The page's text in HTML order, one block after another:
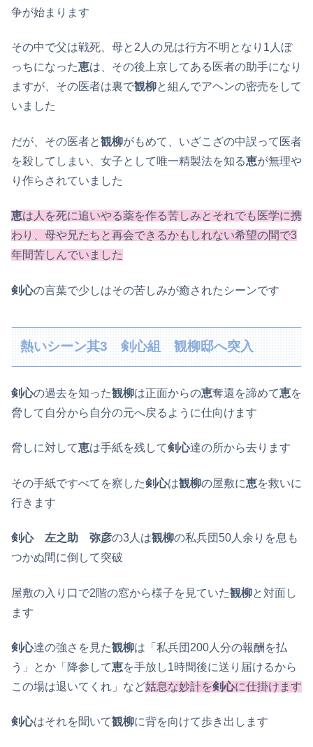
争が始まります
その中で父は戦死、母と2人の兄は行方不明となり1人ぼ
っちになった恵は、その後上京してある医者の助手になり
ますが、その医者は裏で観柳と組んでアヘンの密売をして
いました
だが、その医者と観柳がもめて、いざこざの中誤って医者
を殺してしまい、女子として唯一精製法を知る恵が無理や
り作らされていました
恵は人を死に追いやる薬を作る苦しみとそれでも医学に携
わり、母や兄たちと再会できるかもしれない希望の間で3
年間苦しんでいました
剣心の言葉で少しはその苦しみが癒されたシーンです
熱いシーン其3 剣心組 観柳邸へ突入
剣心の過去を知った観柳は正面からの恵奪還を諦めて恵を
脅して自分から自分の元へ戻るように仕向けます
脅しに対して恵は手紙を残して剣心達の所から去ります
その手紙ですべてを察した剣心は観柳の屋敷に恵を救いに
行きます
剣心 左之助 弥彦の3人は観柳の私兵団50人余りを息も
つかぬ間に倒して突破
屋敷の入り口で2階の窓から様子を見ていた観柳と対面し
ます
剣心達の強さを見た観柳は「私兵団200人分の報酬を払
う」とか「降参して恵を手放し1時間後に送り届けるから
この場は退いてくれ」など姑息な妙計を剣心に仕掛けます
剣心はそれを聞いて観柳に背を向けて歩き出します